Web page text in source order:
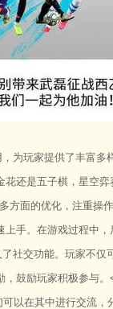
为玩家提供了丰富
还是五子棋，星空
方面的优化，注重操
手。在游戏过程中
社交功能。玩家不
，鼓励玩家积极参与。
以在其中进行交流